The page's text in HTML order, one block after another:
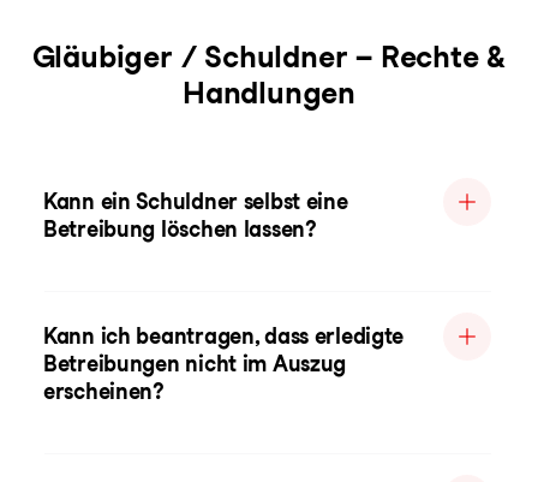
Gläubiger / Schuldner – Rechte &
Handlungen
Kann ein Schuldner selbst eine
Betreibung löschen lassen?
Kann ich beantragen, dass erledigte
Betreibungen nicht im Auszug
erscheinen?